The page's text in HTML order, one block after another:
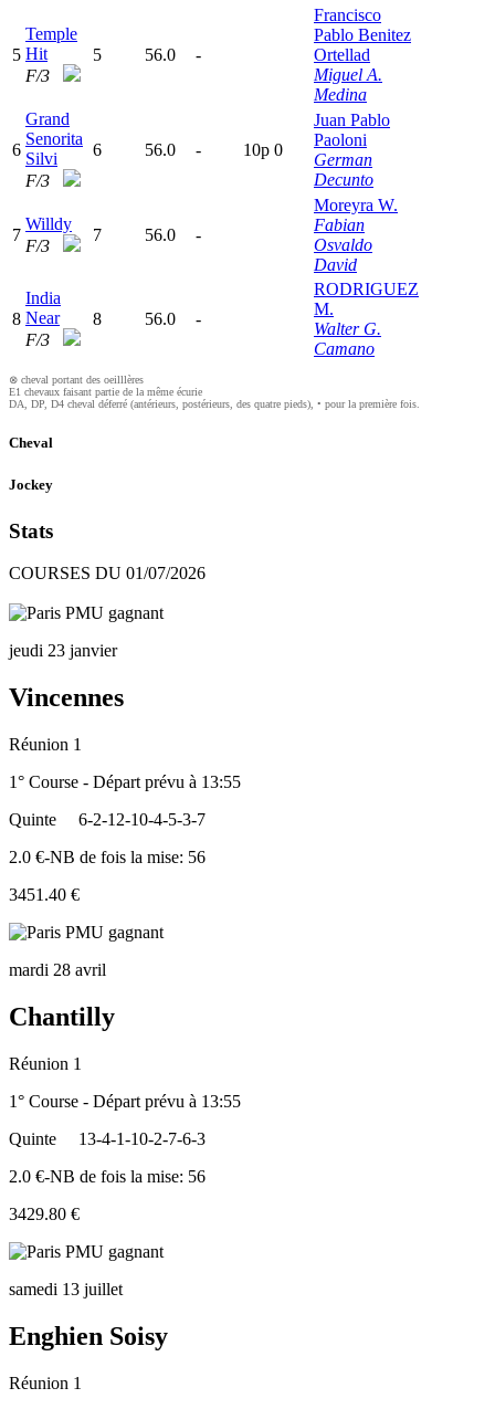
5
Temple
Hit
F/3
5 56.0 -
Francisco
Pablo Benitez
Ortellad
Miguel A.
Medina
6
Grand
Senorita
Silvi
F/3
6 56.0 - 10p 0
Juan Pablo
Paoloni
German
Decunto
7
Willdy
F/3
7 56.0 -
Moreyra W.
Fabian
Osvaldo
David
8
India
Near
F/3
8 56.0 -
RODRIGUEZ
M.
Walter G.
Camano
⊗ cheval portant des oeilllères
E1 chevaux faisant partie de la même écurie
DA, DP, D4 cheval déferré (antérieurs, postérieurs, des quatre pieds), • pour la première fois.
Cheval
Jockey
Stats
COURSES DU 01/07/2026
jeudi 23 janvier
Vincennes
Réunion 1
1° Course - Départ prévu à 13:55
Quinte
6-2-12-10-4-5-3-7
2.0 €-NB de fois la mise: 56
3451.40 €
mardi 28 avril
Chantilly
Réunion 1
1° Course - Départ prévu à 13:55
Quinte
13-4-1-10-2-7-6-3
2.0 €-NB de fois la mise: 56
3429.80 €
samedi 13 juillet
Enghien Soisy
Réunion 1